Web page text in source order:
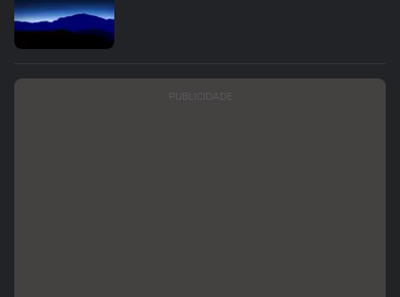
PUBLICIDADE